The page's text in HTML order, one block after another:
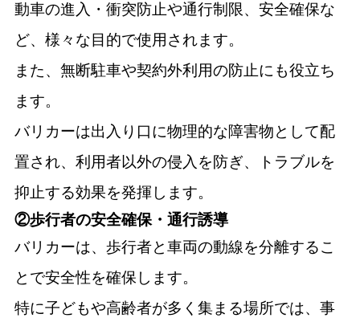
動車の進入・衝突防止や通行制限、安全確保な
ど、様々な目的で使用されます。
また、無断駐車や契約外利用の防止にも役立ち
ます。
バリカーは出入り口に物理的な障害物として配
置され、利用者以外の侵入を防ぎ、トラブルを
抑止する効果を発揮します。
②歩行者の安全確保・通行誘導
バリカーは、歩行者と車両の動線を分離するこ
とで安全性を確保します。
特に子どもや高齢者が多く集まる場所では、事